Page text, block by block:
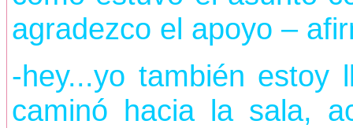
agradezco el apoyo –
-hey...yo también estoy
caminó hacia la sala,